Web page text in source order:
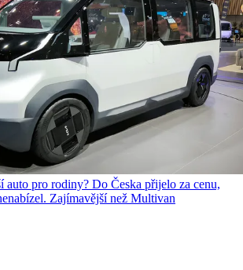
auto pro rodiny? Do Česka přijelo za cenu,
Zajímavější než Multivan